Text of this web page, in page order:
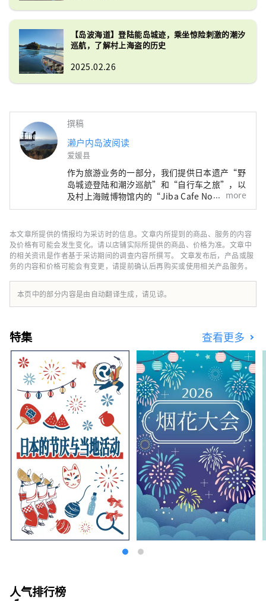
【岛波海道】登陆能岛城迹，乘坐惊险刺激的潮汐
巡航，了解村上海盗的历史
2025.02.26
撰稿
濑户内岛波阅读
爱媛县
作为旅游业务的一部分，我们提供日本遗产“野
岛城迹登陆和潮汐巡航”和“自行车之旅”，以
及村上海贼博物馆内的“Jiba Cafe Noshima”
官方商品的开发和销售，并为政府机构提供客户
营“广岛～今治·福山～今治·福山～松山”的
高速巴士路线和收费站，在餐饮事业中，我们还
运营来岛海峡服务区、风之餐厅、丸之内88屋
以及冈山理科大学今治校区的食堂，旨在提供服
务以吸引更多游客，为地区做出贡献。
more
本文章所提供的情报均为采访时的信息。文章内所提到的商品、服务的内容
及价格有可能会发生变化。请以店铺实际所提供的商品、价格为准。文章中
的相关资讯是作者基于采访期间的调查内容所撰写。 文章发布后，产品或服
务的内容和价格可能会有变更，请提前确认后再购买或使用相关产品服务。
本页中的部分内容是由自动翻译生成，请见谅。
特集 查看更多
人气排行榜